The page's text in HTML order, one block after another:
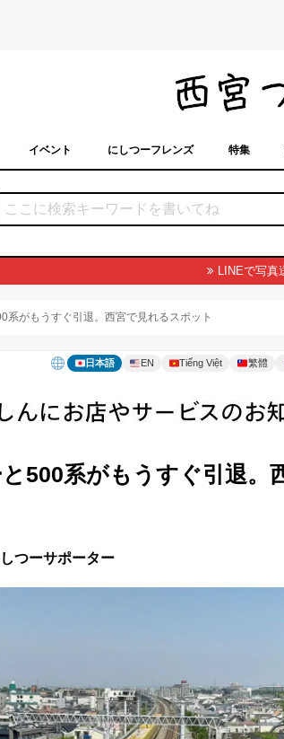
イベント にしつーフレンズ 特集
LINEで写真
系がもうすぐ引退。西宮で見れるスポット
日本語 EN Tiếng Việt 繁體
500系がもうすぐ引退。
つーサポーター